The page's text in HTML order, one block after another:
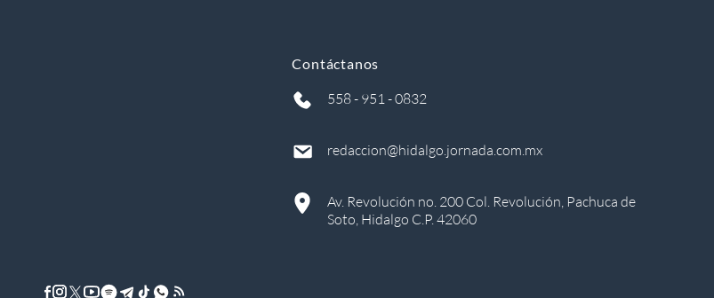
Contáctanos
558 - 951 - 0832
redaccion@hidalgo.jornada.com.mx
Av. Revolución no. 200 Col. Revolución, Pachuca de
Soto, Hidalgo C.P. 42060